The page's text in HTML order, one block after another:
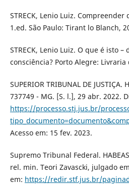
STRECK, Lenio Luiz.
1.ed. São Paulo: Tirant lo Blanch,
STRECK, Lenio Luiz. O que é isto
consciência? Porto Alegre: Livraria
SUPERIOR TRIBUNAL DE JUSTIÇA.
737749 - MG. [S. l.], 29 abr. 2022.
https://processo.stj.jus.br/
Acesso em: 15 fev. 2023.
Supremo Tribunal Federal. HABEAS
rel. min. Teori Zavascki, julgado
em: https://redir.stf.jus.br/